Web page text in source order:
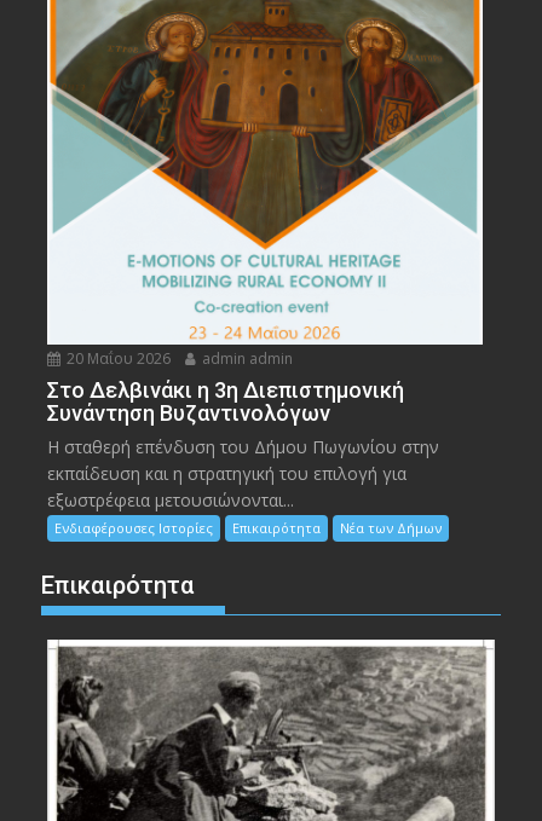
20 Μαΐου 2026 admin admin
Στο Δελβινάκι η 3η Διεπιστημονική
Συνάντηση Βυζαντινολόγων
Η σταθερή επένδυση του Δήμου Πωγωνίου στην
εκπαίδευση και η στρατηγική του επιλογή για
εξωστρέφεια μετουσιώνονται...
Ενδιαφέρουσες Ιστορίες Επικαιρότητα Νέα των Δήμων
Επικαιρότητα